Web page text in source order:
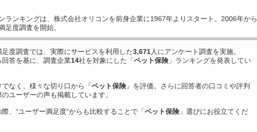
ランキングは、株式会社オリコンを前身企業に1967年よりスタート。2006年から
足度調査を開始。
度調査では、実際にサービスを利用した3,671人にアンケート調査を実施。
答を基に、調査企業14社を対象にした「ペット保険 」ランキングを発表してい
なく、様々な切り口から「ペット保険 」を評価。さらに回答者の口コミや評判
ユーザーの声も掲載しています。
、“ユーザー満足度”からも比較することで「ペット保険 」選びにお役立てくだ